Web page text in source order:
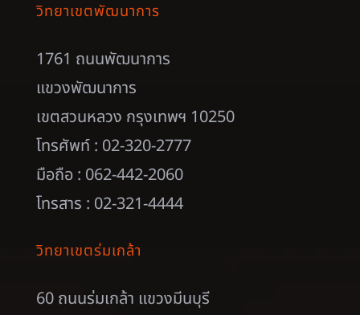
วิทยาเขตพัฒนาการ
1761 ถนนพัฒนาการ
แขวงพัฒนาการ
เขตสวนหลวง กรุงเทพฯ 10250
โทรศัพท์ : 02-320-2777
มือถือ : 062-442-2060
โทรสาร : 02-321-4444
วิทยาเขตร่มเกล้า
60 ถนนร่มเกล้า แขวงมีนบุรี